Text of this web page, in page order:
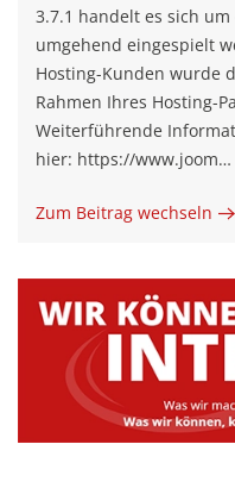
3.7.1 handelt es sich um
umgehend eingespielt
Hosting-Kunden wurde
Rahmen Ihres Hosting-
Weiterführende
hier: https://www.joom…
Zum Beitrag wechseln